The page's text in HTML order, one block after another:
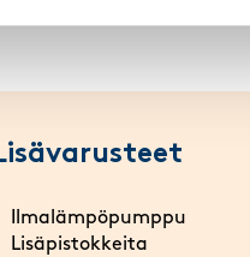
Ilmalämpöpumppu
Lisäpistokkeita